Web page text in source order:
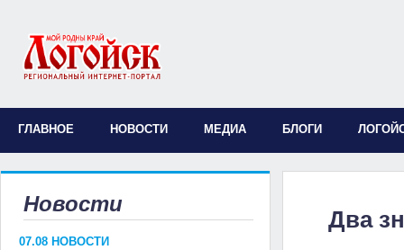
ГЛАВНОЕ НОВОСТИ МЕДИА БЛОГИ
Новости
07.08 НОВОСТИ
Два